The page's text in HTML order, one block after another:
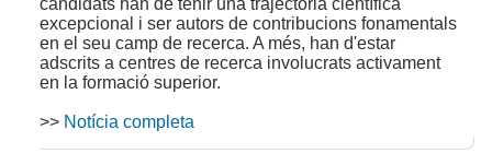
candidats han de tenir una trajectòria científica
excepcional i ser autors de contribucions fonamentals
en el seu camp de recerca. A més, han d'estar
adscrits a centres de recerca involucrats activament
en la formació superior.
>> Notícia completa